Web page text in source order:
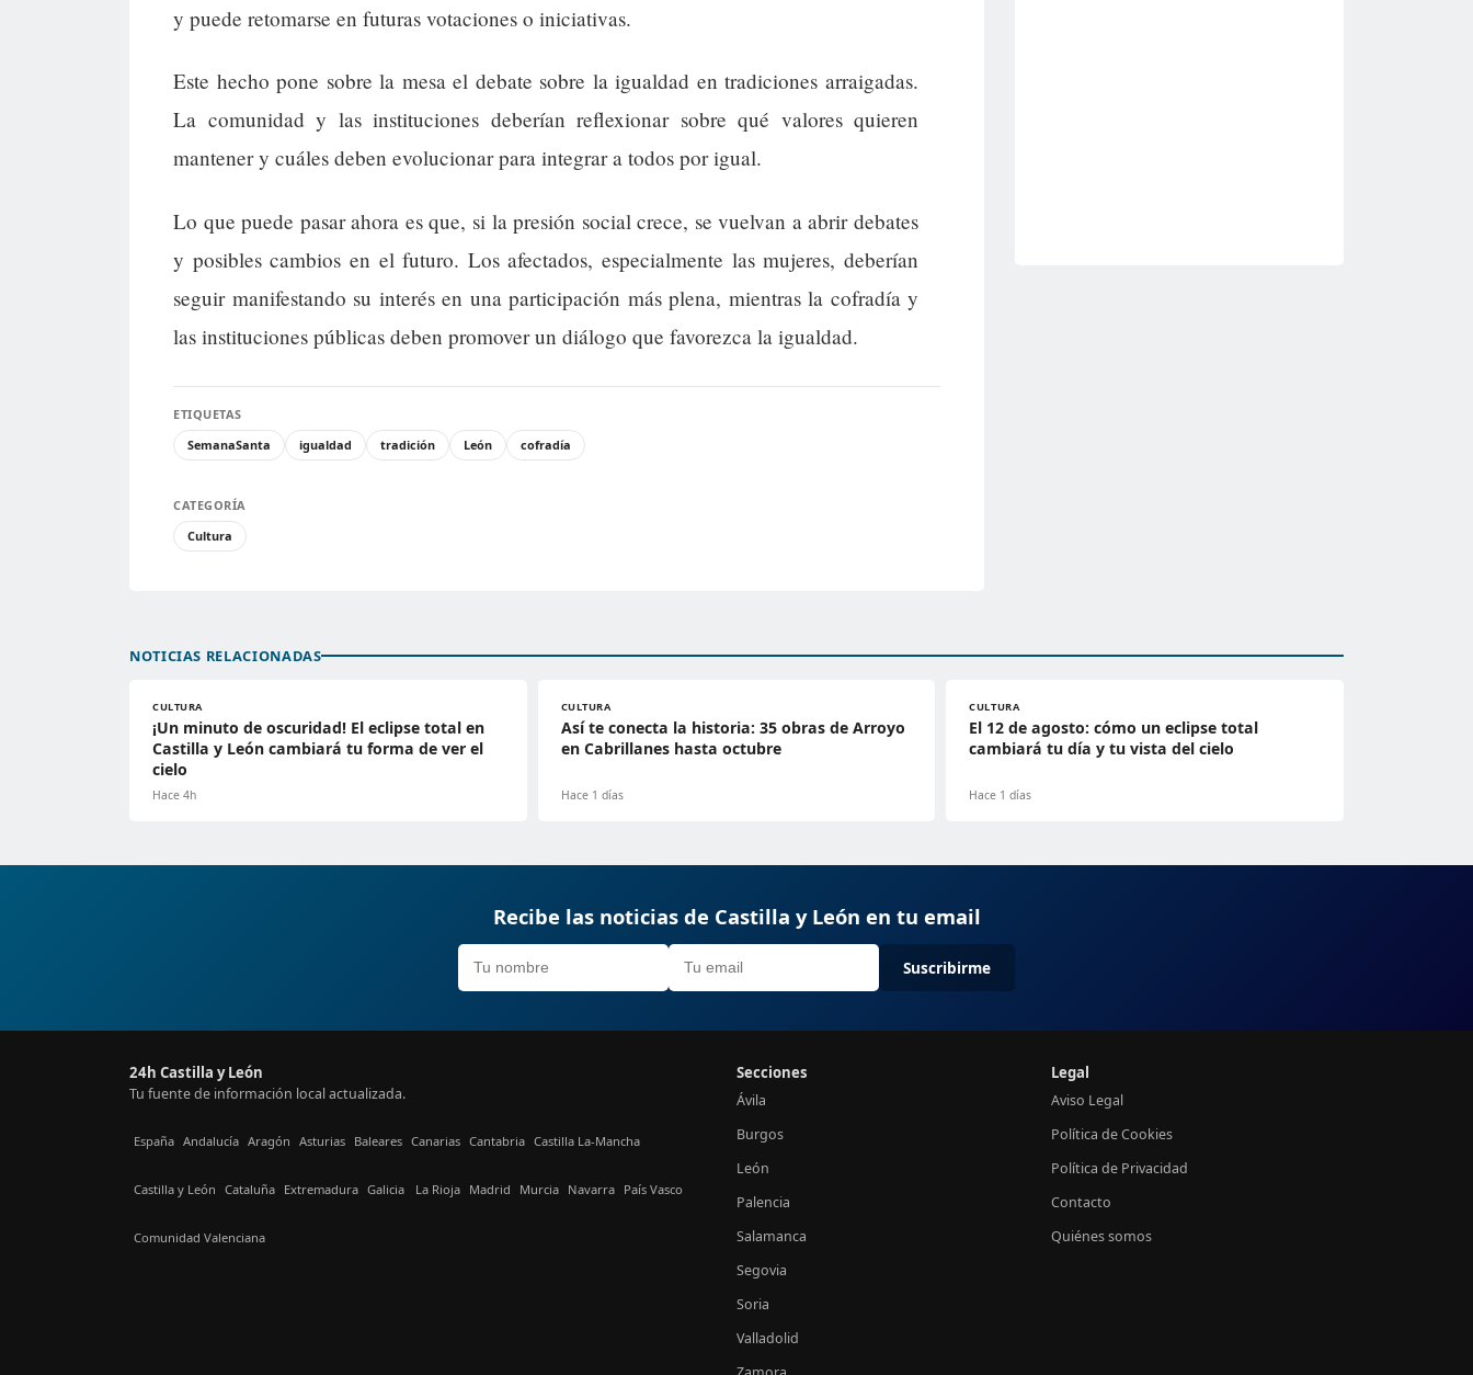
y puede retomarse en futuras votaciones o iniciativas.
Este hecho pone sobre la mesa el debate sobre la igualdad en tradiciones arraigadas.
La comunidad y las instituciones deberían reflexionar sobre qué valores quieren
mantener y cuáles deben evolucionar para integrar a todos por igual.
Lo que puede pasar ahora es que, si la presión social crece, se vuelvan a abrir debates
y posibles cambios en el futuro. Los afectados, especialmente las mujeres, deberían
seguir manifestando su interés en una participación más plena, mientras la cofradía y
las instituciones públicas deben promover un diálogo que favorezca la igualdad.
ETIQUETAS
SemanaSanta
igualdad tradición León cofradía
CATEGORÍA
Cultura
NOTICIAS RELACIONADAS
CULTURA
¡Un minuto de oscuridad! El eclipse total en
Castilla y León cambiará tu forma de ver el
cielo
Hace 4h
CULTURA
Así te conecta la historia: 35 obras de Arroyo
en Cabrillanes hasta octubre
Hace 1 días
CULTURA
El 12 de agosto: cómo un eclipse total
cambiará tu día y tu vista del cielo
Hace 1 días
Recibe las noticias de Castilla y León en tu email
Suscribirme
24h Castilla y León
Tu fuente de información local actualizada.
España Andalucía Aragón Asturias Baleares Canarias Cantabria Castilla La-Mancha
Castilla y León Cataluña Extremadura Galicia La Rioja Madrid Murcia Navarra País Vasco
Comunidad Valenciana
Secciones
Ávila
Burgos
León
Palencia
Salamanca
Segovia
Soria
Valladolid
Legal
Aviso Legal
Política de Cookies
Política de Privacidad
Contacto
Quiénes somos